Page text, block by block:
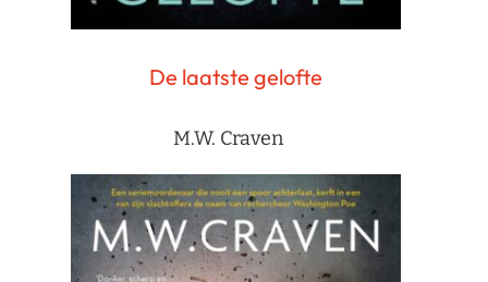
De laatste gelofte
M.W. Craven